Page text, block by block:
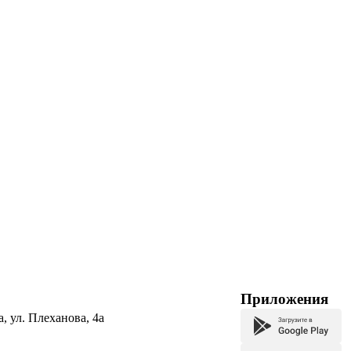
ул. Плеханова, 4а
Приложения